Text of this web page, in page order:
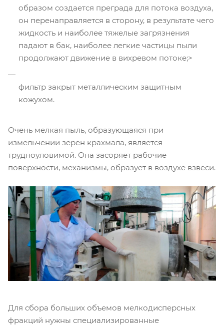
образом создается преграда для потока воздуха,
он перенаправляется в сторону, в результате чего
жидкость и наиболее тяжелые загрязнения
падают в бак, наиболее легкие частицы пыли
продолжают движение в вихревом потоке;>
фильтр закрыт металлическим защитным
кожухом.
Очень мелкая пыль, образующаяся при
измельчении зерен крахмала, является
трудноуловимой. Она засоряет рабочие
поверхности, механизмы, образует в воздухе взвеси.
Для сбора больших объемов мелкодисперсных
фракций нужны специализированные